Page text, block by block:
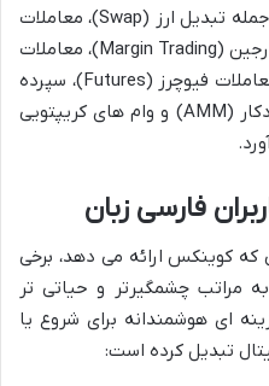
دسترسی به خدمات گسترده ای از جمله تبدیل ارز (Swap)، معاملات
نقدی (Spot Trading)، معاملات مارجین (Margin Trading)، معاملات
استراتژیک (Strategic Trading)، معاملات فیوچرز (Futures)، سپرده
گذاری (Financials)، بازارسازی خودکار (AMM) و وام های کریپتویی
فارسی زبان
که کوینکس ارائه می دهد، برخی
به مراتب چشمگیرتر و حیاتی تر
ای هوشمندانه برای شروع یا
تبدیل کرده است: